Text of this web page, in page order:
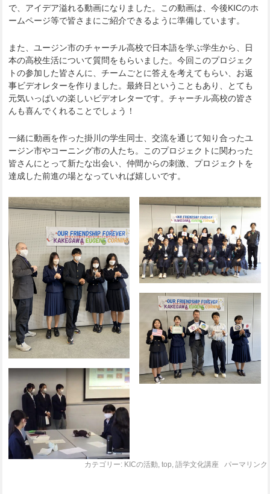
で、アイデア溢れる動画になりました。この動画は、今後KICのホ
ームページ等で皆さまにご紹介できるように準備しています。
また、ユージン市のチャーチル高校で日本語を学ぶ学生から、日
本の高校生活について質問をもらいました。今回このプロジェク
トの参加した皆さんに、チームごとに答えを考えてもらい、お返
事ビデオレターを作りました。最終日ということもあり、とても
元気いっぱいの楽しいビデオレターです。チャーチル高校の皆さ
んも喜んでくれることでしょう！
一緒に動画を作った掛川の学生同士、交流を通じて知り合ったユ
ージン市やコーニング市の人たち。このプロジェクトに関わった
皆さんにとって新たな出会い、仲間からの刺激、プロジェクトを
達成した前進の場となっていれば嬉しいです。
カテゴリー: KICの活動 top 語学文化講座 パーマリンク